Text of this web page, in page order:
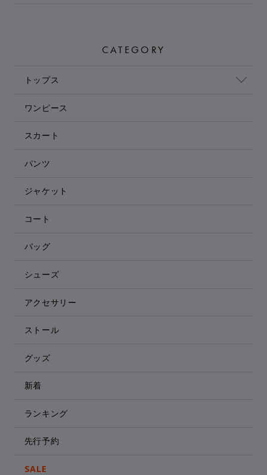
CATEGORY
トップス
ワンピース
スカート
パンツ
ジャケット
コート
バッグ
シューズ
アクセサリー
ストール
グッズ
新着
ランキング
先行予約
SALE